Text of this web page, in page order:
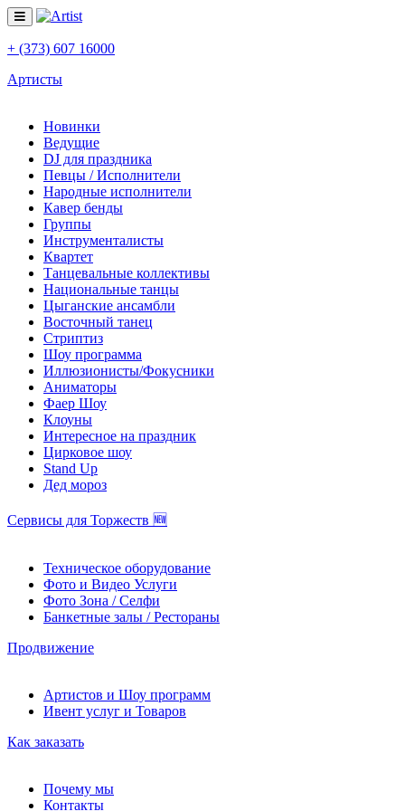
+ (373) 607 16000
Артисты
Новинки
Ведущие
DJ для праздника
Певцы / Исполнители
Народные исполнители
Кавер бенды
Группы
Инструменталисты
Квартет
Танцевальные коллективы
Национальные танцы
Цыганские ансамбли
Восточный танец
Стриптиз
Шоу программа
Иллюзионисты/Фокусники
Аниматоры
Фаер Шоу
Клоуны
Интересное на праздник
Цирковое шоу
Stand Up
Дед мороз
Сервисы для Торжеств 🆕
Техническое оборудование
Фото и Видео Услуги
Фото Зона / Селфи
Банкетные залы / Рестораны
Продвижение
Артистов и Шоу программ
Ивент услуг и Товаров
Как заказать
Почему мы
Контакты